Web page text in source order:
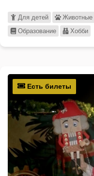
Для детей Животные
Образование
Хобби
Есть билеты